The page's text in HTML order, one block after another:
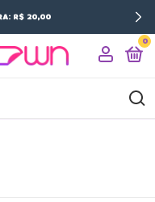
R$ 20,00
0